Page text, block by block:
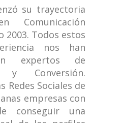
su trayectoria
Comunicación
2003. Todos estos
nos han
expertos de
y Conversión.
Redes Sociales de
empresas con
conseguir una